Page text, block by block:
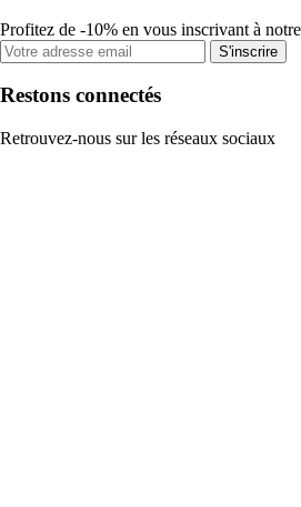
Profitez de -10% en vous inscrivant à
S'inscrire
Restons connectés
Retrouvez-nous sur les réseaux sociaux